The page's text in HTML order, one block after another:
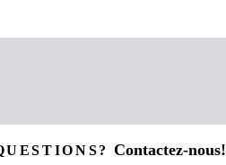
Contactez-nous!